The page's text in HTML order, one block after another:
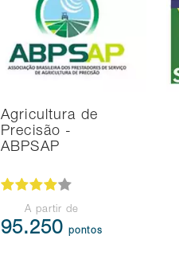
Agricultura de
Precisão -
ABPSAP
A partir de
95.250pontos